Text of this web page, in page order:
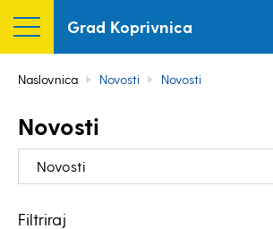
Grad Koprivnica
Naslovnica Novosti Novosti
Novosti
Novosti
Filtriraj